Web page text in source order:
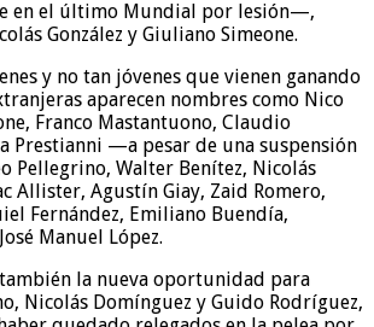
en el último Mundial por lesión—,
González y Giuliano Simeone.
y no tan jóvenes que vienen ganando
aparecen nombres como Nico
Franco Mastantuono, Claudio
Prestianni —a pesar de una suspensión
Pellegrino, Walter Benítez, Nicolás
Allister, Agustín Giay, Zaid Romero,
Fernández, Emiliano Buendía,
Manuel López.
la nueva oportunidad para
Nicolás Domínguez y Guido Rodríguez,